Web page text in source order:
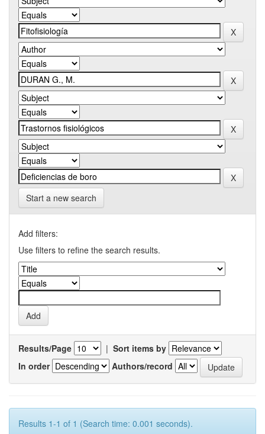
Start a new search
Add filters:
Use filters to refine the search results.
Results/Page | Sort items by
In order
Authors/record
Results 1-1 of 1 (Search time: 0.001 seconds).